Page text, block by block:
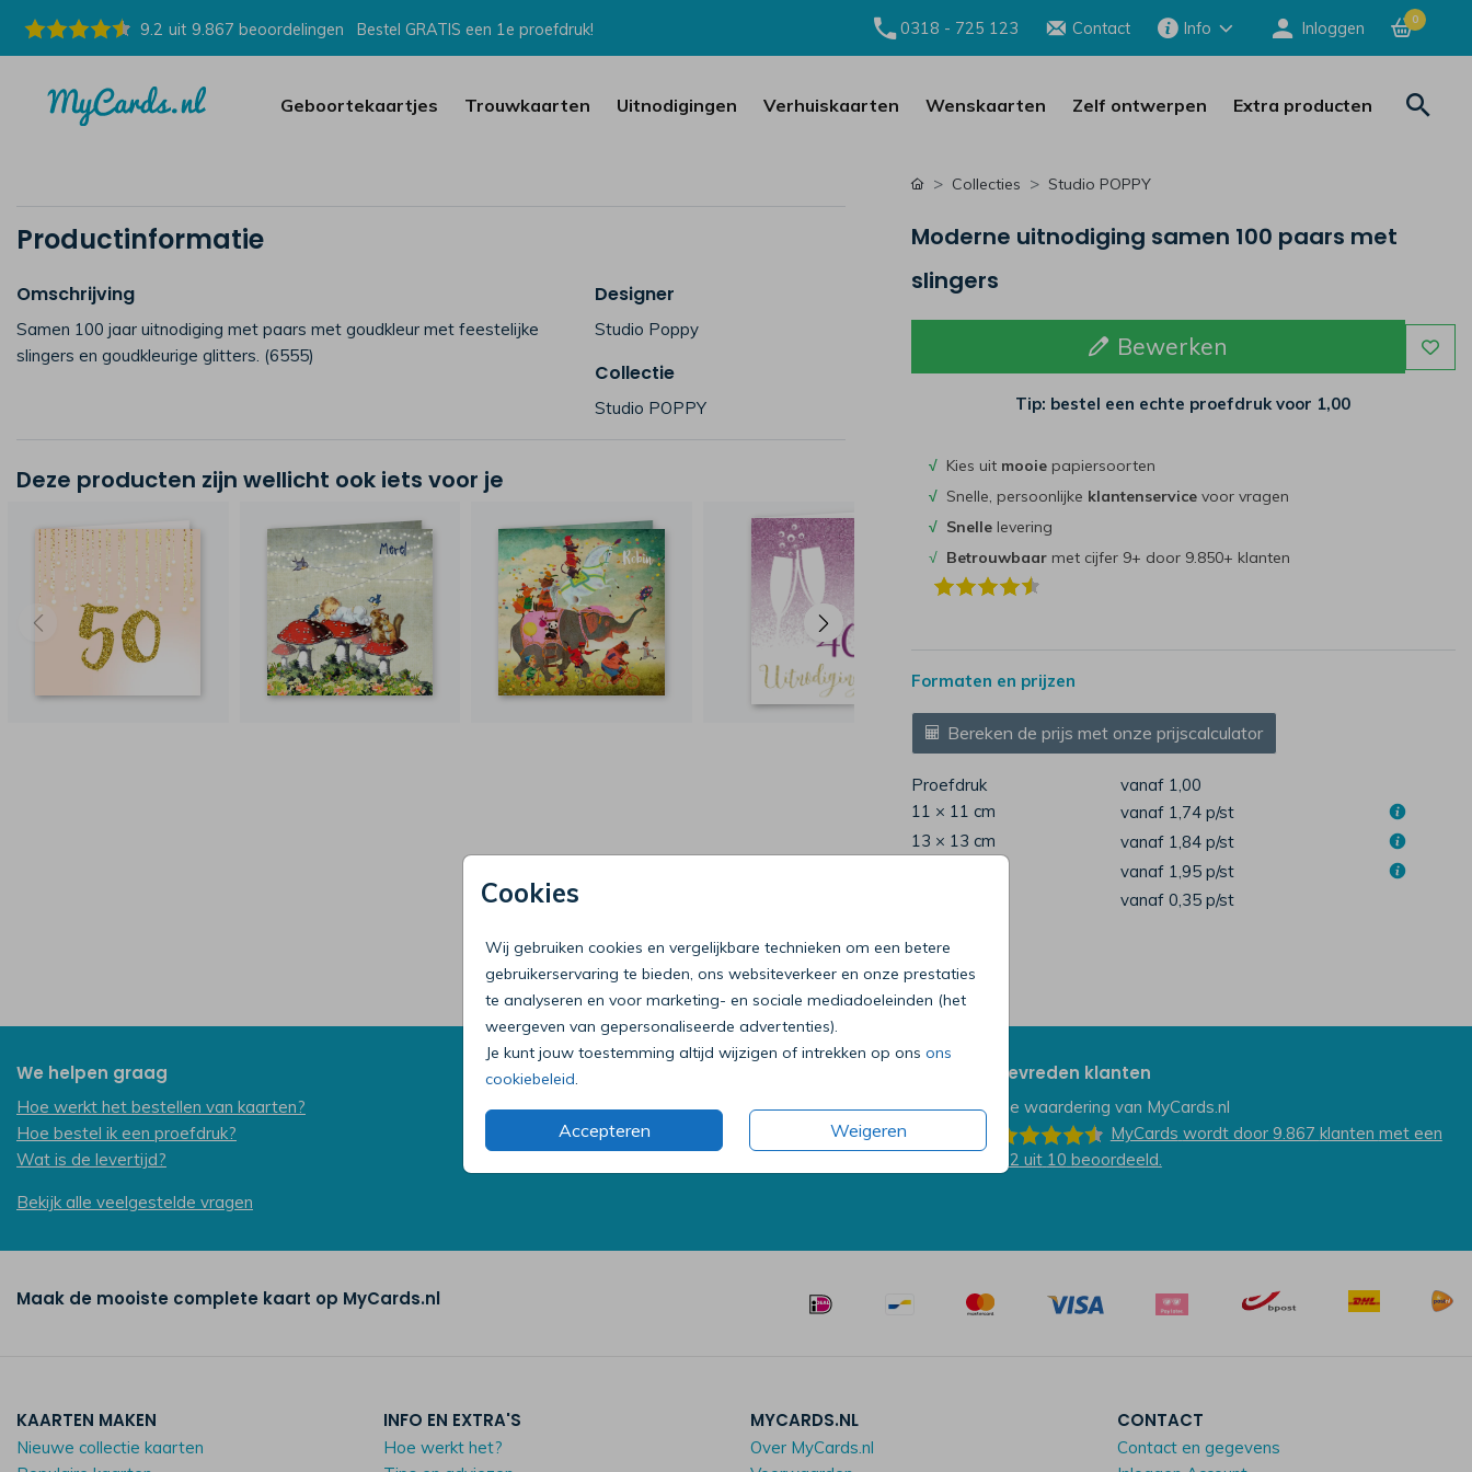
9.2 uit 9.867 beoordelingen Bestel GRATIS een 1e proefdruk! 0318 - 725 123 Contact Info Inloggen 0
Geboortekaartjes Trouwkaarten Uitnodigingen Verhuiskaarten Wenskaarten Zelf ontwerpen Extra producten
Cookies
Wij gebruiken cookies en vergelijkbare technieken om een betere
gebruikerservaring te bieden, ons websiteverkeer en onze prestaties
te analyseren en voor marketing- en sociale mediadoeleinden (het
weergeven van gepersonaliseerde advertenties).
Je kunt jouw toestemming altijd wijzigen of intrekken op ons ons
cookiebeleid
Accepteren Weigeren
Productinformatie
Omschrijving
Samen 100 jaar uitnodiging met paars met goudkleur met feestelijke
slingers en goudkleurige glitters. (6555)
Designer
Studio Poppy
Collectie
Studio POPPY
Deze producten zijn wellicht ook iets voor je
Collecties Studio POPPY
Moderne uitnodiging samen 100 paars met
slingers
Bewerken
Tip: bestel een echte proefdruk voor 1,00
√Kies uit mooie papiersoorten
√Snelle, persoonlijke klantenservicevoor vragen
√ Snellelevering
√ Betrouwbaarmet cijfer 9+ door 9.850+ klanten
Formaten en prijzen
Bereken de prijs met onze prijscalculator
Proefdruk
vanaf 1,00
11 × 11 cm
vanaf 1,74 p/st
13 × 13 cm
vanaf 1,84 p/st
vanaf 1,95 p/st
vanaf 0,35 p/st
We helpen graag
Hoe werkt het bestellen van kaarten?
Hoe bestel ik een proefdruk?
Wat is de levertijd?
Bekijk alle veelgestelde vragen
Bel onze klantenservice
Op werkdagen van 09:00 tot 18:00 uur
Mailen mag ook:klantenservice@mycards.nl
Tevreden klanten
De waardering van MyCards.nl
MyCards wordt door 9.867 klanten met een
9.2 uit 10 beoordeeld.
Maak de mooiste complete kaart op MyCards.nl
KAARTEN MAKEN
Nieuwe collectie kaarten
INFO EN EXTRA'S
Hoe werkt het?
MYCARDS.NL
Over MyCards.nl
CONTACT
Contact en gegevens